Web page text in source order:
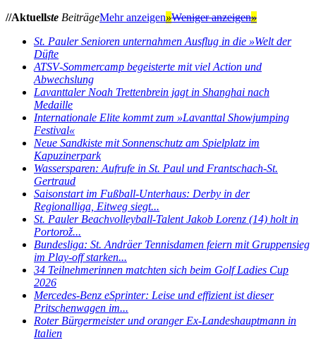
//Aktuellste BeiträgeMehr anzeigen»Weniger anzeigen»
St. Pauler Senioren unternahmen Ausflug in die »Welt der
Düfte
ATSV‑Sommercamp begeisterte mit viel Action und
Abwechslung
Lavanttaler Noah Trettenbrein jagt in Shanghai nach
Medaille
Internationale Elite kommt zum »Lavanttal Showjumping
Festival«
Neue Sandkiste mit Sonnenschutz am Spielplatz im
Kapuzinerpark
Wassersparen: Aufrufe in St. Paul und Frantschach-St.
Gertraud
Saisonstart im Fußball-Unterhaus: Derby in der
Regionalliga, Eitweg siegt...
St. Pauler Beachvolleyball-Talent Jakob Lorenz (14) holt in
Portorož...
Bundesliga: St. Andräer Tennisdamen feiern mit Gruppensieg
im Play-off starken...
34 Teilnehmerinnen matchten sich beim Golf Ladies Cup
2026
Mercedes-Benz eSprinter: Leise und effizient ist dieser
Pritschenwagen im...
Roter Bürgermeister und oranger Ex-Landeshauptmann in
Italien